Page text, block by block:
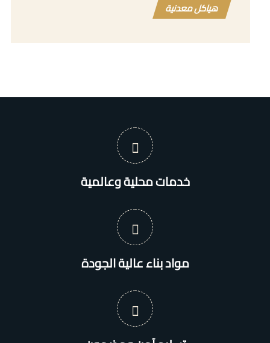
هياكل معدنية
خدمات محلية وعالمية
مواد بناء عالية الجودة